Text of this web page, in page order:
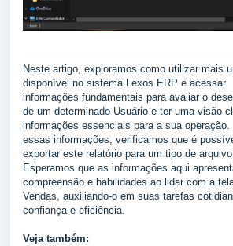
Neste artigo, exploramos como utilizar mais
disponível no sistema Lexos ERP e acessar
informações fundamentais para avaliar o
de um determinado Usuário e ter uma visão
informações essenciais para a sua
essas informações, verificamos que é
exportar este relatório para um tipo de
Esperamos que as informações aqui
compreensão e habilidades ao lidar com a
Vendas, auxiliando-o em suas tarefas
confiança e eficiência.
Veja também: